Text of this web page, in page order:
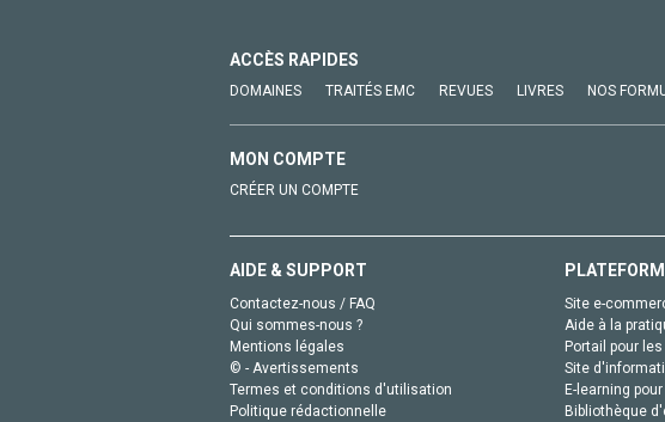
ACCÈS RAPIDES
DOMAINES TRAITÉS EMC REVUES LIVRES NOS
MON COMPTE
CRÉER UN COMPTE
AIDE & SUPPORT
Contactez-nous / FAQ
Qui sommes-nous ?
Mentions légales
© - Avertissements
Termes et conditions d'utilisation
Politique rédactionnelle
Site e-
Aide à la
Portail pour
Site
E-learning
Bibliothèque